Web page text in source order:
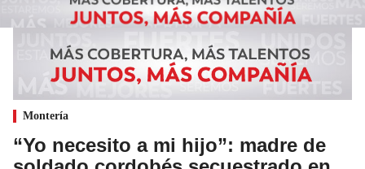
Montería
“Yo necesito a mi hijo”: madre de